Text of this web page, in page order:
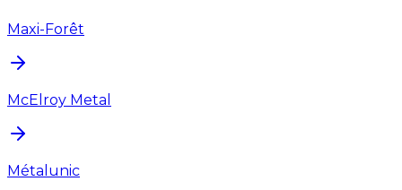
Maxi-Forêt
McElroy Metal
Métalunic